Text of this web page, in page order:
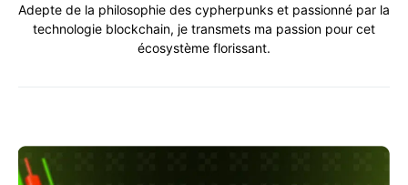
Adepte de la philosophie des cypherpunks et passionné par la
technologie blockchain, je transmets ma passion pour cet
écosystème florissant.